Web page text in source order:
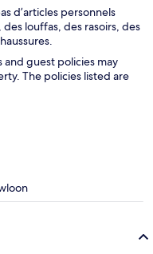
d’articles personnels
louffas, des rasoirs, des
and guest policies may
The policies listed are